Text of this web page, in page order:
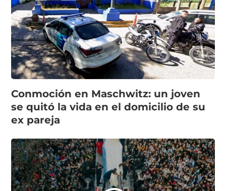
Conmoción en Maschwitz: un joven
se quitó la vida en el domicilio de su
ex pareja